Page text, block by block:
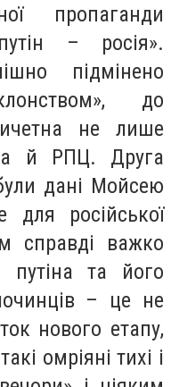
пропаганди
– росія».
підмінено
до
не лише
а й РПЦ. Друга
дані Мойсею
російської
справді важко
путіна та його
– це не
нового етапу,
омріяні тихі і